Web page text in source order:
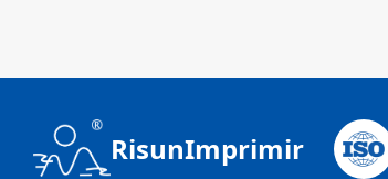
RisunImprimir